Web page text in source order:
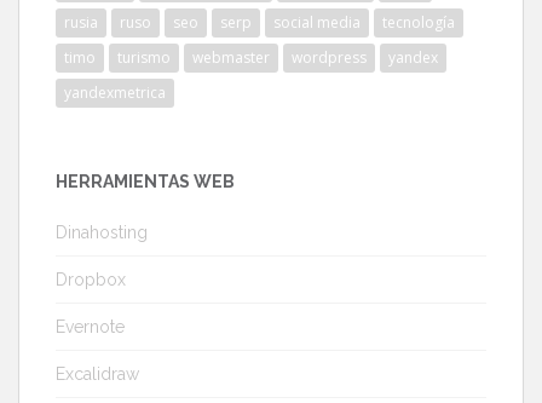
rusia
ruso seo serp social media
tecnología
timo
turismo webmaster wordpress
yandex
yandexmetrica
HERRAMIENTAS WEB
Dinahosting
Dropbox
Evernote
Excalidraw